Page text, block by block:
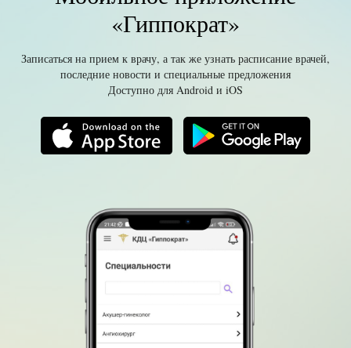
«Гиппократ»
Записаться на прием к врачу, а так же узнать расписание врачей,
последние новости и специальные предложения
Доступно для Android и iOS